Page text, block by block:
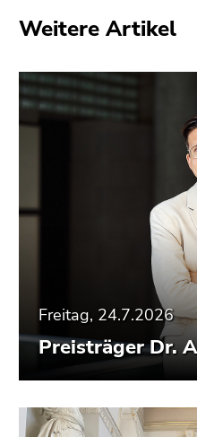
Weitere Artikel
Freitag, 24.7.2026
Preisträger Dr.